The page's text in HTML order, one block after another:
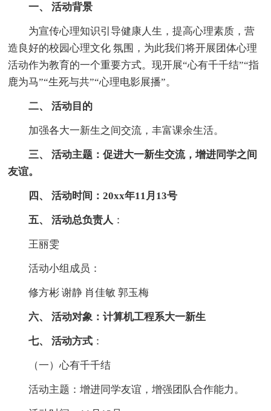
一、 活动背景
为宣传心理知识引导健康人生，提高心理素质，营
造良好的校园心理文化 氛围，为此我们将开展团体心理
活动作为教育的一个重要方式。现开展“心有千千结”“指
鹿为马”“生死与共”“心理电影展播”。
二、 活动目的
加强各大一新生之间交流，丰富课余生活。
三、 活动主题：促进大一新生交流，增进同学之间
友谊。
四、 活动时间：20xx年11月13号
五、 活动总负责人 ：
王丽雯
活动小组成员：
修方彬 谢静 肖佳敏 郭玉梅
六、 活动对象：计算机工程系大一新生
七、 活动方式 ：
（一）心有千千结
活动主题：增进同学友谊，增强团队合作能力。